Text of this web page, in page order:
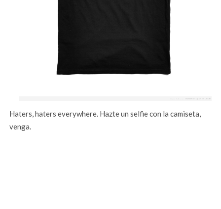
Haters, haters everywhere. Hazte un selfie con la camiseta,
venga.